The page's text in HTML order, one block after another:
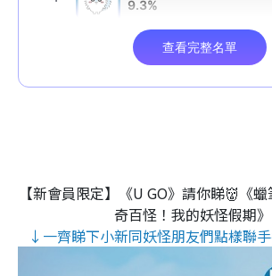
【新會員限定】《U GO》請你睇👹《
奇百怪！我的妖怪假期》
↓一齊睇下小新同妖怪朋友們點樣聯